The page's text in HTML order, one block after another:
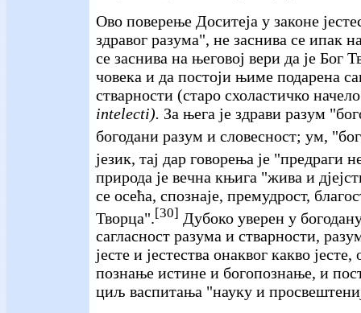
Ово поверење Доситеја у законе
здравог разума", не заснива се ипак
се заснива на његовој вери да је Бог
човека и да постоји њиме подарена
стварности (старо схоластичко
intelecti). За њега је здрави разум
богодани разум и словесност; ум,
језик, тај дар говорења је "предраги
природа је вечна књига "жива и
се осећа, спознаје, премудрост,
Творца". [30] Дубоко уверен у
сагласност разума и стварности,
јесте и јестества онаквог какво
познање истине и богопознање, и
циљ васпитања "науку и